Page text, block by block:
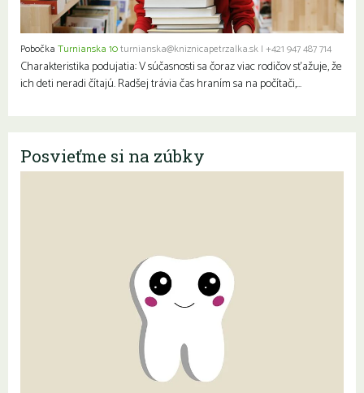
Pobočka Turnianska 10turnianska@kniznicapetrzalka.sk | +421 947 487 714
Charakteristika podujatia: V súčasnosti sa čoraz viac rodičov sťažuje, že
ich deti neradi čítajú. Radšej trávia čas hraním sa na počítači,…
Posvieťme si na zúbky